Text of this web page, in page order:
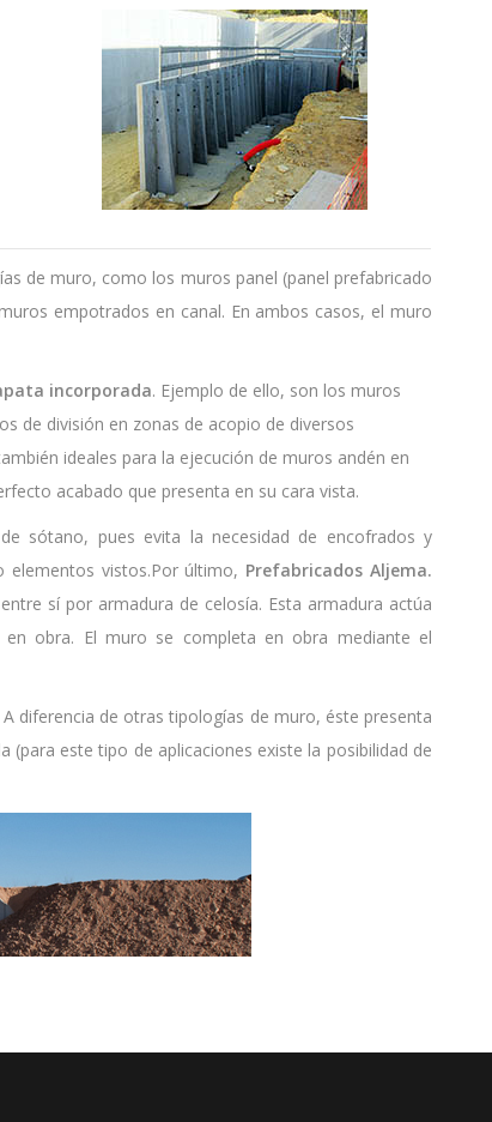
de muro, como los muros panel (panel prefabricado
empotrados en canal. En ambos casos, el muro
incorporada. Ejemplo de ello, son los muros
de división en zonas de acopio de diversos
ideales para la ejecución de muros andén en
acabado que presenta en su cara vista.
sótano, pues evita la necesidad de encofrados y
elementos vistos.Por último, Prefabricados Aljema.
sí por armadura de celosía. Esta armadura actúa
obra. El muro se completa en obra mediante el
diferencia de otras tipologías de muro, éste presenta
este tipo de aplicaciones existe la posibilidad de